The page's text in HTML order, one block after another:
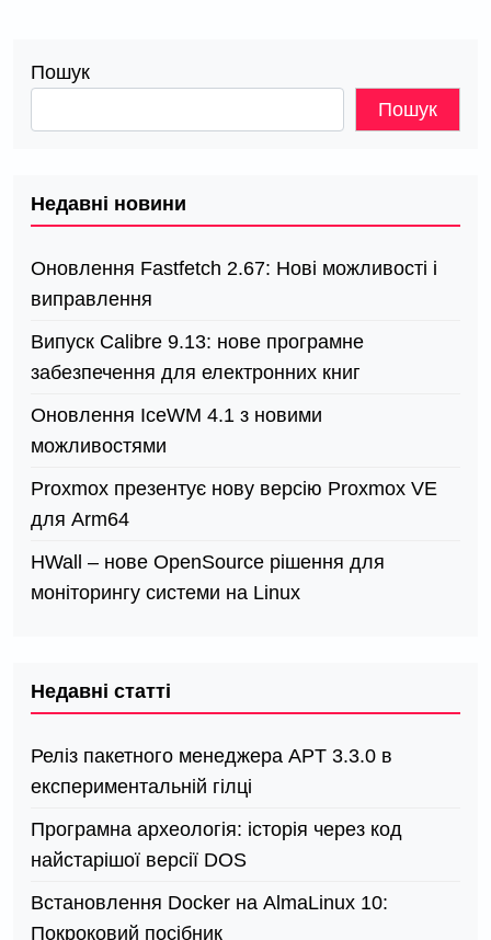
Пошук
Пошук
Недавні новини
Оновлення Fastfetch 2.67: Нові можливості і
виправлення
Випуск Calibre 9.13: нове програмне
забезпечення для електронних книг
Оновлення IceWM 4.1 з новими
можливостями
Proxmox презентує нову версію Proxmox VE
для Arm64
HWall – нове OpenSource рішення для
моніторингу системи на Linux
Недавні статті
Реліз пакетного менеджера APT 3.3.0 в
експериментальній гілці
Програмна археологія: історія через код
найстарішої версії DOS
Встановлення Docker на AlmaLinux 10:
Покроковий посібник